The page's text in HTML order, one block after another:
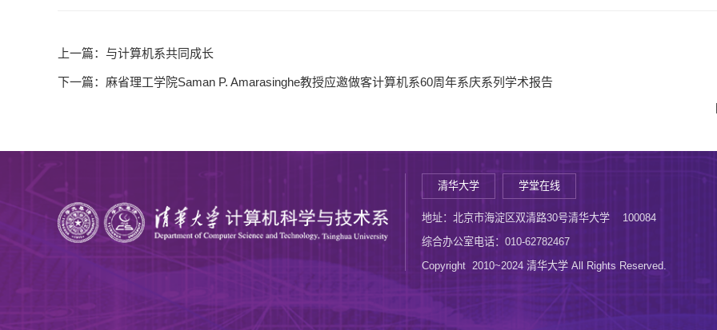
上一篇： 与计算机系共同成长
下一篇： 麻省理工学院Saman P. Amarasinghe教授应邀做客计算机系60周年系庆系列学术报告
清华大学 学堂在线
地址：北京市海淀区双清路30号清华大学 100084
综合办公室电话：010-62782467
Copyright 2010~2024 清华大学 All Rights Reserved.